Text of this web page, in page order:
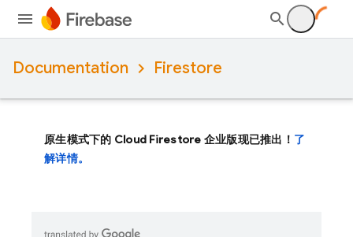
Documentation Firestore
原生模式下的 Cloud Firestore 企业版现已推出！ 了
解详情。